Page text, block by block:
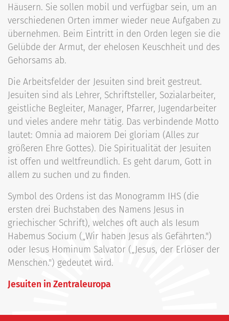
Häusern. Sie sollen mobil und verfügbar sein, um an
verschiedenen Orten immer wieder neue Aufgaben zu
übernehmen. Beim Eintritt in den Orden legen sie die
Gelübde der Armut, der ehelosen Keuschheit und des
Gehorsams ab.
Die Arbeitsfelder der Jesuiten sind breit gestreut.
Jesuiten sind als Lehrer, Schriftsteller, Sozialarbeiter,
geistliche Begleiter, Manager, Pfarrer, Jugendarbeiter
und vieles andere mehr tätig. Das verbindende Motto
lautet: Omnia ad maiorem Dei gloriam (Alles zur
größeren Ehre Gottes). Die Spiritualität der Jesuiten
ist offen und weltfreundlich. Es geht darum, Gott in
allem zu suchen und zu finden.
Symbol des Ordens ist das Monogramm IHS (die
ersten drei Buchstaben des Namens Jesus in
griechischer Schrift), welches oft auch als Iesum
Habemus Socium („Wir haben Jesus als Gefährten.")
oder Iesus Hominum Salvator („Jesus, der Erlöser der
Menschen.") gedeutet wird.
Jesuiten in Zentraleuropa